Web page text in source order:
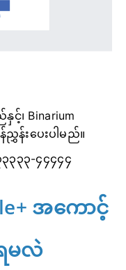
၊ Binarium
န်းပေးပါမည်။
၃၃၃-၄၄၄၄၄
အကောင့်
မလဲ